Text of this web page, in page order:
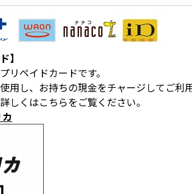
】
リペイドカードです。
用し、お持ちの現金をチャージしてご利
しくはこちらをご覧ください。